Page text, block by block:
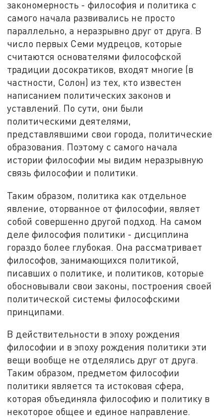
закономерность - философия и политика с
самого начала развивались не просто
параллельно, а неразрывно друг от друга. В
число первых Семи мудрецов, которые
считаются основателями философской
традиции досократиков, входят многие (в
частности, Солон) из тех, кто известен
написанием политических законов и
уставлений. По сути, они были
политическими деятелями,
представлявшими свои города, политические
образования. Поэтому с самого начала
истории философии мы видим неразрывную
связь философии и политики.
Таким образом, политика как отдельное
явление, оторванное от философии, являет
собой совершенно другой подход. На самом
деле философия политики - дисциплина
гораздо более глубокая. Она рассматривает
философов, занимающихся политикой,
писавших о политике, и политиков, которые
обосновывали свои законы, построения своей
политической системы философскими
принципами.
В действительности в эпоху рождения
философии и в эпоху рождения политики эти
вещи вообще не отделялись друг от друга.
Таким образом, предметом философии
политики является та истоковая сфера,
которая объединяла философию и политику в
некоторое общее и единое направление.